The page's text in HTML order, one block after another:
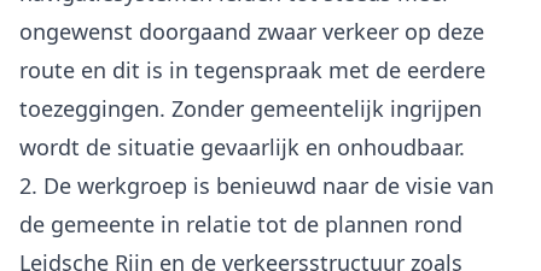
ongewenst doorgaand zwaar verkeer op deze
route en dit is in tegenspraak met de eerdere
toezeggingen. Zonder gemeentelijk ingrijpen
wordt de situatie gevaarlijk en onhoudbaar.
2. De werkgroep is benieuwd naar de visie van
de gemeente in relatie tot de plannen rond
Leidsche Rijn en de verkeersstructuur zoals